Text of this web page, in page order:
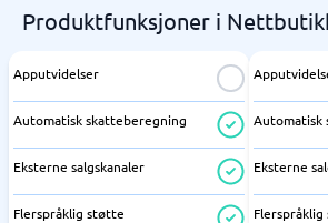
Produktfunksjoner i
Apputvidelser
Automatisk skatteberegning
Eksterne salgskanaler
Flerspråklig støtte
Automatisk
Eksterne